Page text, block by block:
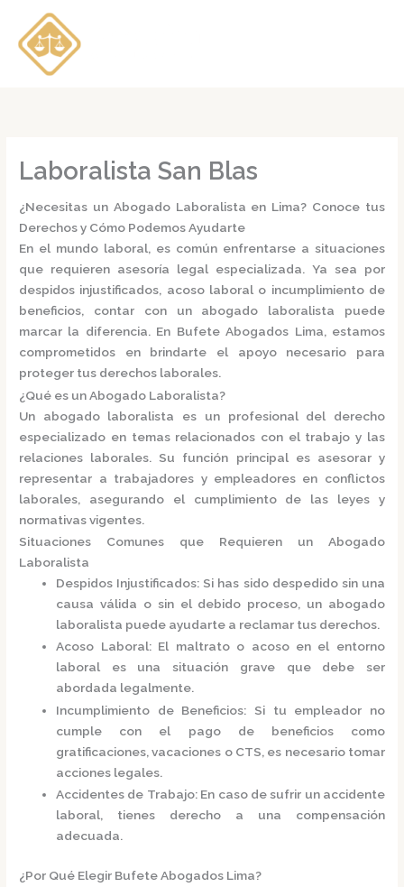
contenido
Laboralista San Blas
¿Necesitas un Abogado Laboralista en Lima? Conoce tus
Derechos y Cómo Podemos Ayudarte
En el mundo laboral, es común enfrentarse a situaciones
que requieren asesoría legal especializada. Ya sea por
despidos injustificados, acoso laboral o incumplimiento de
beneficios, contar con un abogado laboralista puede
marcar la diferencia. En Bufete Abogados Lima, estamos
comprometidos en brindarte el apoyo necesario para
proteger tus derechos laborales.
¿Qué es un Abogado Laboralista?
Un abogado laboralista es un profesional del derecho
especializado en temas relacionados con el trabajo y las
relaciones laborales.
Su función principal es asesorar y
representar a trabajadores y empleadores en conflictos
laborales, asegurando el cumplimiento de las leyes y
normativas vigentes.
Situaciones Comunes que Requieren un Abogado
Laboralista
Despidos Injustificados: Si has sido despedido sin una
causa válida o sin el debido proceso, un abogado
laboralista puede ayudarte a reclamar tus derechos.
Acoso Laboral: El maltrato o acoso en el entorno
laboral es una situación grave que debe ser
abordada legalmente.
Incumplimiento de Beneficios: Si tu empleador no
cumple con el pago de beneficios como
gratificaciones, vacaciones o CTS, es necesario tomar
acciones legales.
Accidentes de Trabajo: En caso de sufrir un accidente
laboral, tienes derecho a una compensación
adecuada.
¿Por Qué Elegir Bufete Abogados Lima?